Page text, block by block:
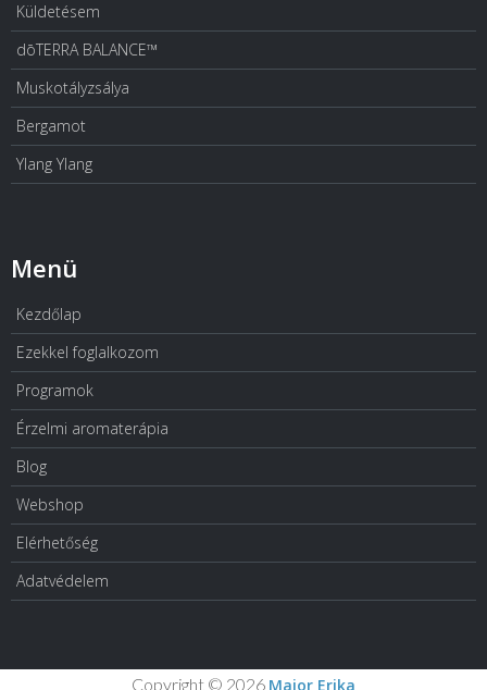
Küldetésem
dōTERRA BALANCE™
Muskotályzsálya
Bergamot
Ylang Ylang
Menü
Kezdőlap
Ezekkel foglalkozom
Programok
Érzelmi aromaterápia
Blog
Webshop
Elérhetőség
Adatvédelem
Copyright © 2026 Major Erika